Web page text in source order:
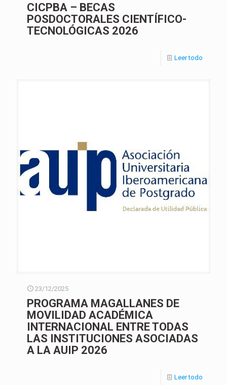
CICPBA – BECAS
POSDOCTORALES CIENTÍFICO-
TECNOLÓGICAS 2026
Leer todo
23/12/2025
PROGRAMA MAGALLANES DE
MOVILIDAD ACADÉMICA
INTERNACIONAL ENTRE TODAS
LAS INSTITUCIONES ASOCIADAS
A LA AUIP 2026
Leer todo